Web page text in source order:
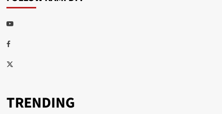
Youtube
Facebook
Twitter
TRENDING